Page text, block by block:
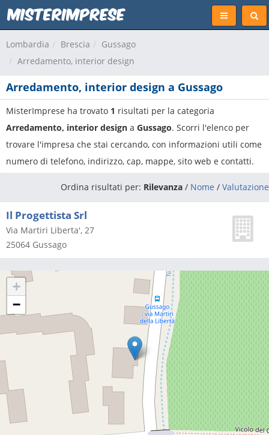
Lombardia Brescia
Gussago
Arredamento, interior design
Arredamento, interior design a Gussago
MisterImprese ha trovato 1 risultati per la categoria
Arredamento, interior design a Gussago. Scorri l'elenco per
trovare l'impresa che stai cercando, con informazioni utili come
numero di telefono, indirizzo, cap, mappe, sito web e contatti.
Ordina risultati per: Rilevanza / Nome / Valutazione
Il Progettista Srl
Via Martiri Liberta', 27
25064 Gussago
+
−